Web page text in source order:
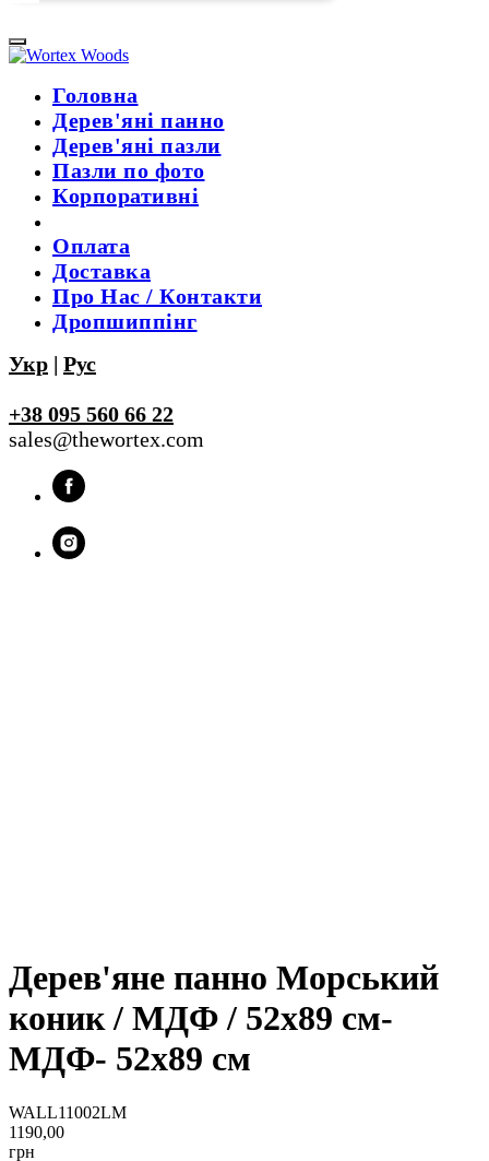
Головна
Дерев'яні панно
Дерев'яні пазли
Пазли по фото
Корпоративні
Оплата
Доставка
Про Нас / Контакти
Дропшиппінг
Укр | Рус
+38 095 560 66 22
sales@thewortex.com
Дерев'яне панно Морський
коник / МДФ / 52x89 см-
МДФ- 52x89 см
WALL11002LM
1190,00
грн